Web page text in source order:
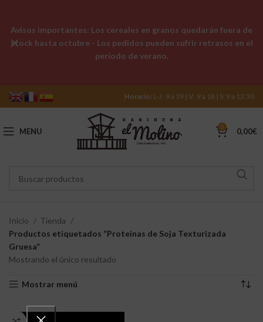
Horario: L-J: 9 a 19 | V: 9 a 18 | S: 9 a 13:30
MENU 0 0,00€
Inicio
Tienda
Productos etiquetados “Proteinas de Soja Texturizada
Gruesa”
Mostrando el único resultado
Mostrar menú
Avisos importantes: Los cereales en granos quedarán fuera de
stock hasta octubre - Los pedidos pueden sufrir retrasos en el
período de verano.